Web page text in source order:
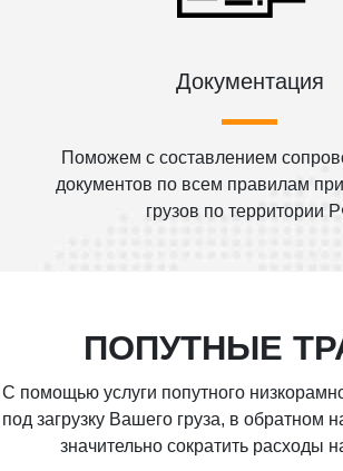
Документация
Поможем с составлением
документов по всем правилам
грузов по территории
ПОПУТНЫЕ
С помощью услуги попутного
под загрузку Вашего груза, в обратном
значительно сократить расходы